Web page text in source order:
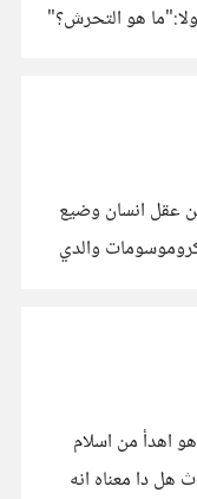
هو التحرش؟"
من عقل انسان وضيع
والدي
اهدأ من اسلام
هل دا معناه انه